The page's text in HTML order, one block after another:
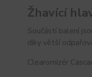
Žhavící
Součástí balení
díky větší
Clearomizér